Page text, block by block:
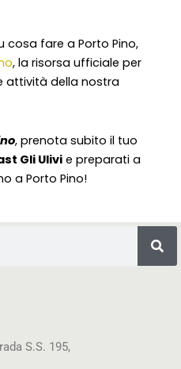
cosa fare a Porto Pino,
, la risorsa ufficiale per
attività della nostra
, prenota subito il tuo
Gli Ulivie preparati a
a Porto Pino!
S.S. 195,